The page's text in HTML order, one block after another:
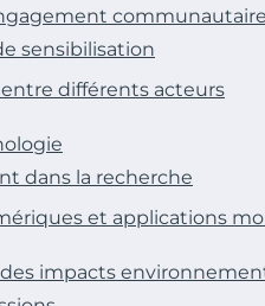
sensibilisation
différents acteurs
dans la recherche
et applications
impacts